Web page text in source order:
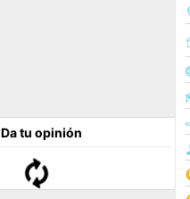
Da tu opinión